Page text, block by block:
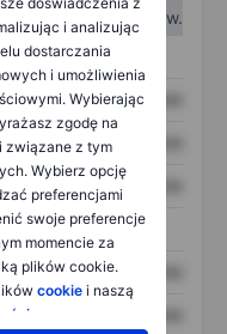
i analizując
dostarczania
i umożliwienia
Wybierając
zgodę na
związane z tym
Wybierz opcję
preferencjami
swoje preferencje
momencie za
plików cookie.
cookiei naszą
W I kw.
W II kw.
XXXXXXX
XXXXXXX
XXXXXXX
XXXXXXX